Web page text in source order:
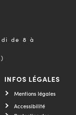
de 8 à
INFOS LÉGALES
Mentions légales
Accessibilité